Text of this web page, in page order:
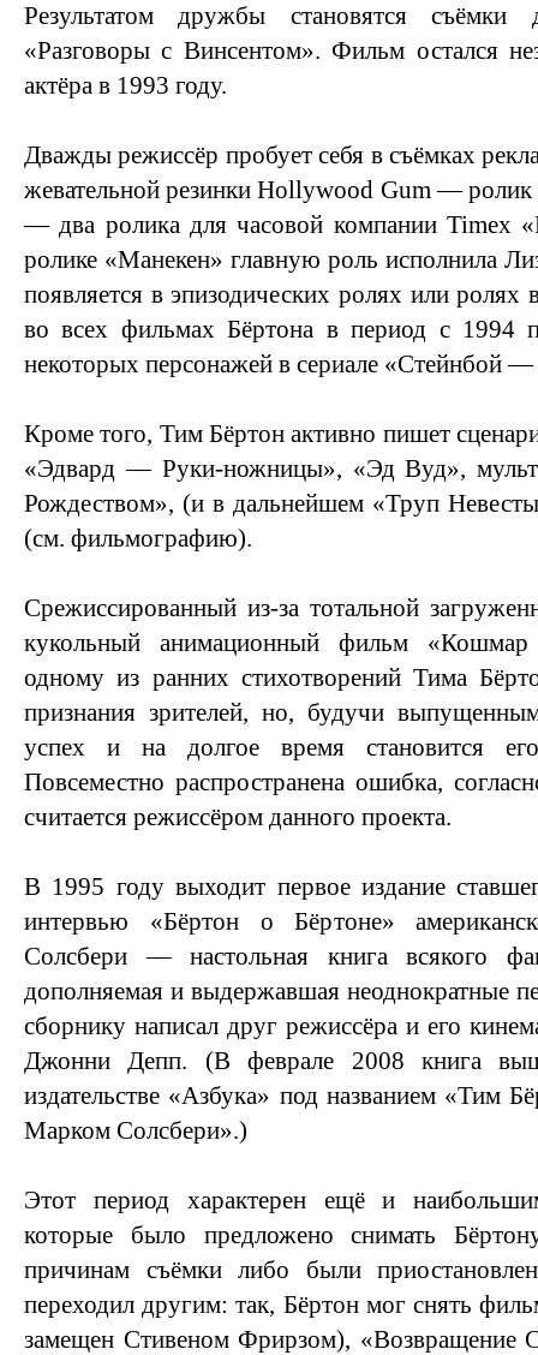
Результатом дружбы становятся съёмки
«Разговоры с Винсентом». Фильм остался
актёра в 1993 году.
Дважды режиссёр пробует себя в съёмках
жевательной резинки Hollywood Gum —
— два ролика для часовой компании Timex
ролике «Манекен» главную роль исполнила
появляется в эпизодических ролях или ролях
во всех фильмах Бёртона в период с 1994
некоторых персонажей в сериале «Стейнбой
Кроме того, Тим Бёртон активно пишет
«Эдвард — Руки-ножницы», «Эд Вуд»,
Рождеством», (и в дальнейшем «Труп
(см. фильмографию).
Срежиссированный из-за тотальной
кукольный анимационный фильм
одному из ранних стихотворений Тима
признания зрителей, но, будучи
успех и на долгое время становится
Повсеместно распространена ошибка,
считается режиссёром данного проекта.
В 1995 году выходит первое издание
интервью «Бёртон о Бёртоне»
Солсбери — настольная книга всякого
дополняемая и выдержавшая неоднократные
сборнику написал друг режиссёра и его
Джонни Депп. (В феврале 2008 книга
издательстве «Азбука» под названием «Тим
Марком Солсбери».)
Этот период характерен ещё и
которые было предложено снимать
причинам съёмки либо были
переходил другим: так, Бёртон мог снять
замещен Стивеном Фрирзом), «Возвращение